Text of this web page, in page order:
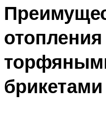
отопления
брикетами